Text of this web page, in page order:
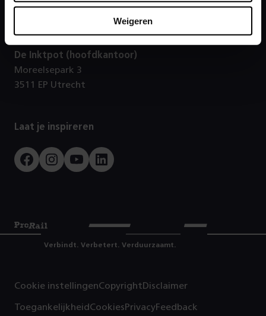
Weigeren
De Inktpot (hoofdkantoor)
Moreelsepark 3
3511 EP Utrecht
Laat je inspireren
FacebookInstagram
YoutubeLinkedIn
Prorail
Verbindt. Verbetert. Verduurzaamt.
Cookie instellingenCopyright Disclaimer
Toegankelijkheid Cookies PrivacyFeedback